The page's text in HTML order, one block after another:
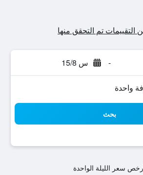
- س 15/8
بحث
سعر الليلة الواحدة